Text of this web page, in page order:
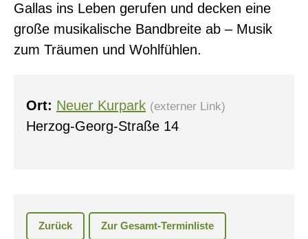
Gallas ins Leben gerufen und decken eine
große musikalische Bandbreite ab – Musik
zum Träumen und Wohlfühlen.
Ort: Neuer Kurpark (externer Link)
Herzog-Georg-Straße 14
Zurück Zur Gesamt-Terminliste